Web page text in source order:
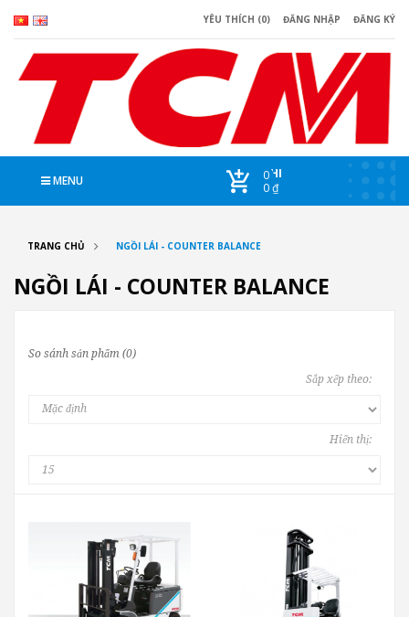
YÊU THÍCH (0) ĐĂNG NHẬP ĐĂNG KÝ
MENU CHI
0
0 ₫
TRANG CHỦ NGỒI LÁI - COUNTER BALANCE
NGỒI LÁI - COUNTER BALANCE
So sánh sản phẩm (0)
Sắp xếp theo:
Hiển thị: